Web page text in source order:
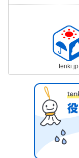
tenki.jp